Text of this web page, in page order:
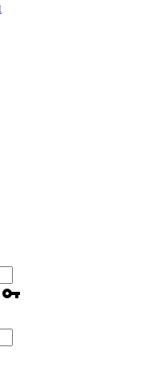
vpn_key